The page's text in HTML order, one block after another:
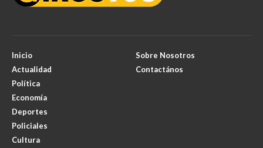
Inicio
Actualidad
Política
Economía
Deportes
Policiales
Cultura
Sobre Nosotros
Contactános